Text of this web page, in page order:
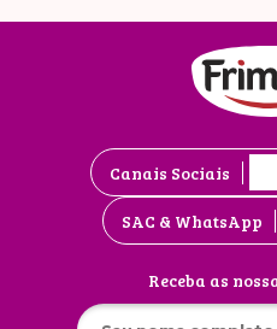
Canais Sociais
SAC & WhatsApp
Receba as